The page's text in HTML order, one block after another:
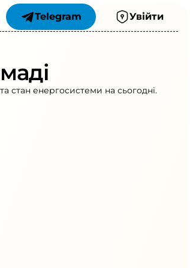
Telegram Увійти
стан енергосистеми на сьогодні.